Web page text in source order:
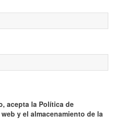
acepta la Política de
y el almacenamiento de la